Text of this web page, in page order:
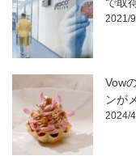
2021/
Vow
ンが
2024/